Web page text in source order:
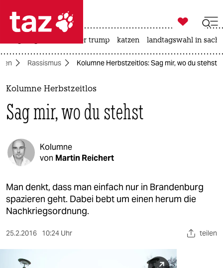
 taz zahl ich
taz zahl ich
themen
politik
öko
gesellschaft
kultur
sport
nord

taz zahl ich
usa unter trump katzen landtagswahl in
Rassismus Kolumne Herbstzeitlos: Sag mir, wo du stehst
Kolumne Herbstzeitlos
Sag mir, wo du stehst
Kolumne
von Martin Reichert
Man denkt, dass man einfach nur in Brandenburg
spazieren geht. Dabei bebt um einen herum die
Nachkriegsordnung.
25.2.2016 10:24 Uhr teilen